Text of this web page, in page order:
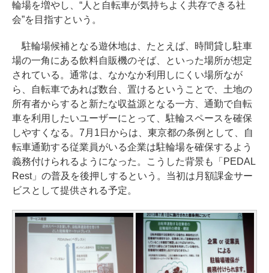
輪場を増やし、“人と自転車が気持ちよく共存できる社
会”を目指すという。
駐輪場候補となる遊休地は、たとえば、時間貸し駐車
場の一角にある飲料自販機のそば、といった場所が想定
されている。通常は、なかなか利用しにくい場所なが
ら、自転車であれば数台、置けるということで、土地の
所有者からすると新たな収益源となる一方、通勤で自転
車を利用したいユーザーにとって、駐輪スペースを確保
しやすくなる。7月1日からは、東京都の条例として、自
転車通勤する従業員がいる企業は駐輪場を確保するよう
義務付けられるようになった。こうした背景も「PEDAL
Rest」の普及を後押しするという。当初は月額課金サー
ビスとして提供される予定。